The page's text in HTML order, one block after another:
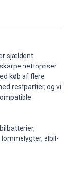
sjældent
nettopriser
køb af flere
restpartier, og vi
elbil-